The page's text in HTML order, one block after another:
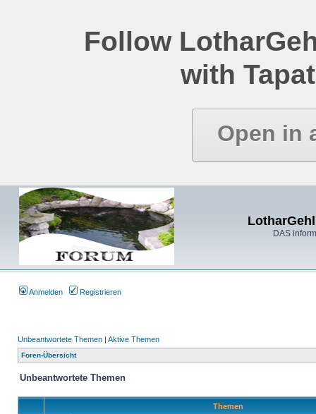
Follow
with
Open in
DAS
Anmelden Registrieren
Unbeantwortete Themen | Aktive Themen
Foren-Übersicht
Unbeantwortete Themen
Themen